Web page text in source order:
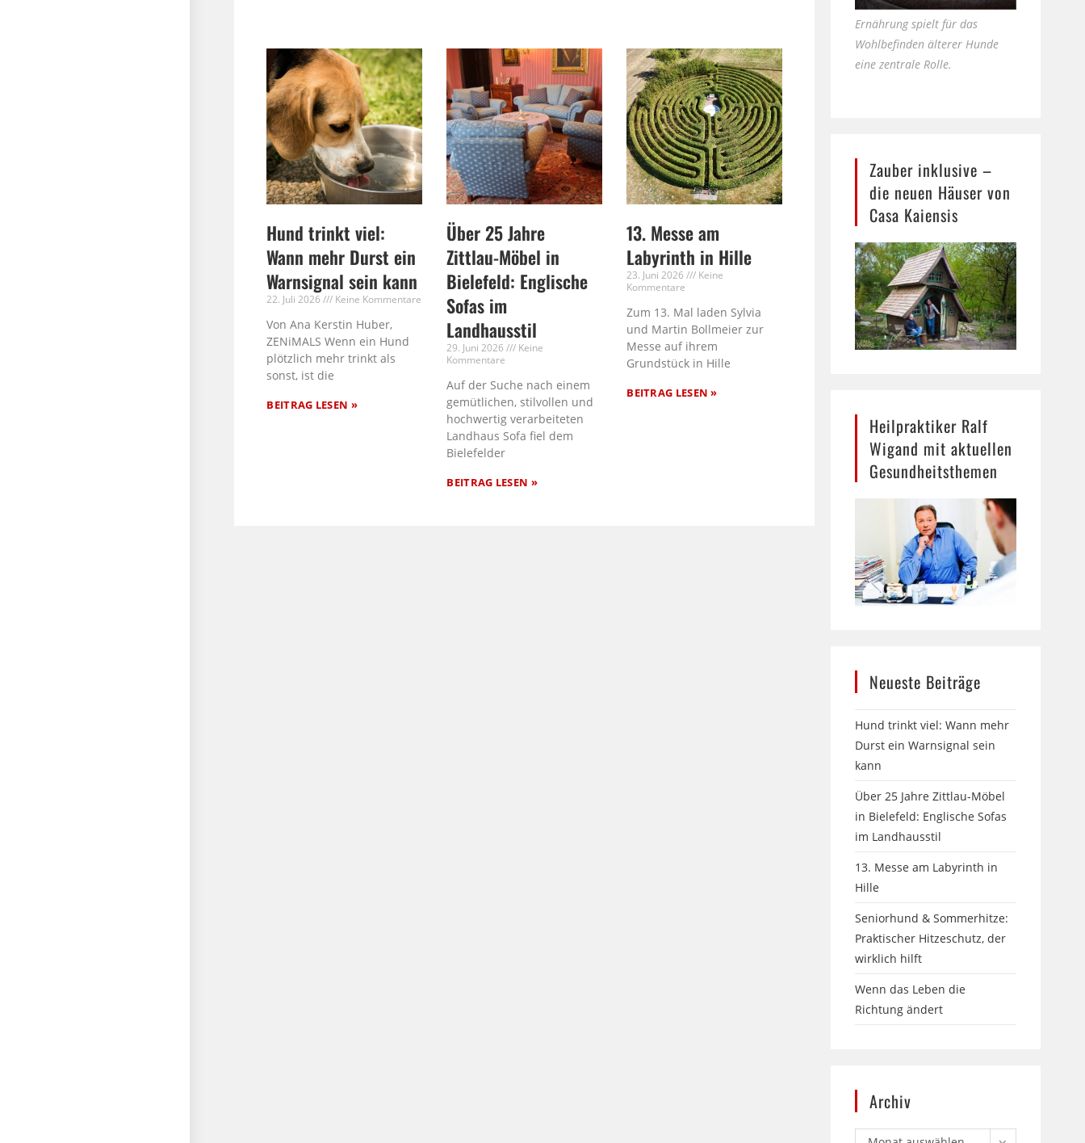
Hund trinkt viel:
Wann mehr Durst ein
Warnsignal sein kann
22. Juli 2026 Keine Kommentare
Von Ana Kerstin Huber,
ZENiMALS Wenn ein Hund
plötzlich mehr trinkt als
sonst, ist die
BEITRAG LESEN »
Über 25 Jahre
Zittlau-Möbel in
Bielefeld: Englische
Sofas im
Landhausstil
29. Juni 2026
Keine
Kommentare
Auf der Suche nach einem
gemütlichen, stilvollen und
hochwertig verarbeiteten
Landhaus Sofa fiel dem
Bielefelder
BEITRAG LESEN »
13. Messe am
Labyrinth in Hille
23. Juni 2026
Keine
Kommentare
Zum 13. Mal laden Sylvia
und Martin Bollmeier zur
Messe auf ihrem
Grundstück in Hille
BEITRAG LESEN »
Ernährung spielt für das
Wohlbefinden älterer Hunde
eine zentrale Rolle.
Zauber inklusive –
die neuen Häuser von
Casa Kaiensis
Heilpraktiker Ralf
Wigand mit aktuellen
Gesundheitsthemen
Neueste Beiträge
Hund trinkt viel: Wann mehr
Durst ein Warnsignal sein
kann
Über 25 Jahre Zittlau-Möbel
in Bielefeld: Englische Sofas
im Landhausstil
13. Messe am Labyrinth in
Hille
Seniorhund & Sommerhitze:
Praktischer Hitzeschutz, der
wirklich hilft
Wenn das Leben die
Richtung ändert
Archiv